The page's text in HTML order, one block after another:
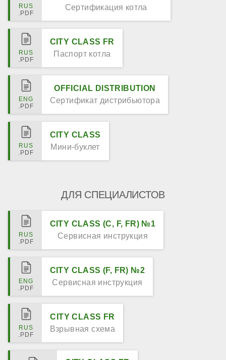
Сертификация котла
CITY CLASS FR
Паспорт котла
OFFICIAL DISTRIBUTION
Сертификат дистрибьютора
CITY CLASS
Мини-буклет
ДЛЯ СПЕЦИАЛИСТОВ
CITY CLASS (C, F, FR) №1
Сервисная инструкция
CITY CLASS (F, FR) №2
Сервисная инструкция
CITY CLASS FR
Взрывная схема